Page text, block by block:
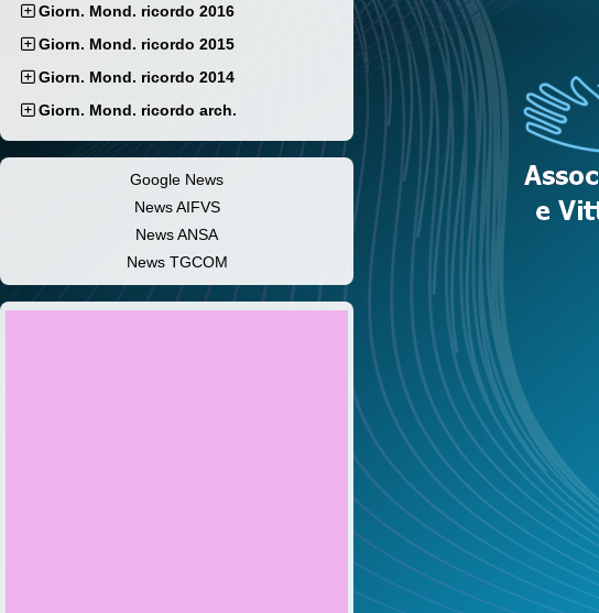
Giorn. Mond. ricordo 2016
Giorn. Mond. ricordo 2015
Giorn. Mond. ricordo 2014
Giorn. Mond. ricordo arch.
Google News
News AIFVS
News ANSA
News TGCOM